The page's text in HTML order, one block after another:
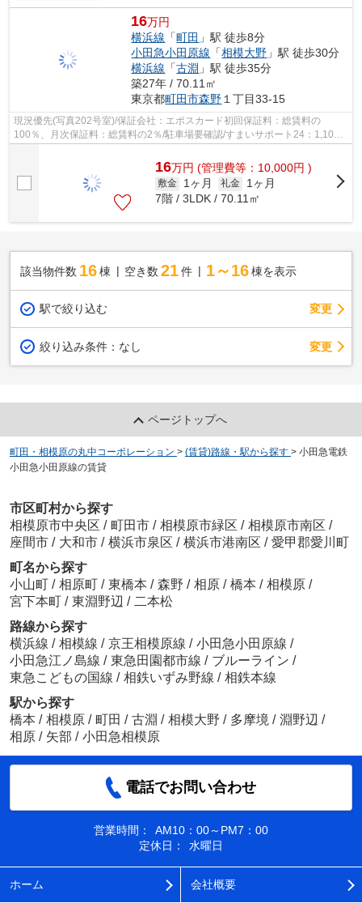
16万円
横浜線 「町田 」駅 徒歩8分
小田急小田原線 「相模大野 」駅 徒歩30分
横浜線 「古淵 」駅 徒歩35分
築27年 / 70.11㎡
東京都町田市森野 １丁目33-15
現況優先(写真202号室)/保証会社：エポスカード初回保証料：総賃料の
100％、月次保証料：総賃料の2％/駐車場要確認/すまいサポート24：1,100
円(月々)、65歳以上の単身者はみまもりほっ...
16万円 (管理費等：10,000円 )
敷金 1ヶ月 礼金
1ヶ月
7階 / 3LDK / 70.11㎡
該当物件数 16棟 空き数 21 件 1～16 棟を表示
駅で絞り込む 変更
絞り込み条件： なし 変更
ページトップへ
町田・相模原の丸中コーポレーション > (賃貸)路線・駅から探す > 小田急電鉄
小田急小田原線の賃貸
市区町村から探す
相模原市中央区 / 町田市 / 相模原市緑区 / 相模原市南区 /
座間市 / 大和市 / 横浜市泉区 / 横浜市港南区 / 愛甲郡愛川町
町名から探す
小山町 / 相原町 / 東橋本 / 森野 / 相原 / 橋本 / 相模原 /
宮下本町 / 東淵野辺 / 二本松
路線から探す
横浜線 / 相模線 / 京王相模原線 / 小田急小田原線 /
小田急江ノ島線 / 東急田園都市線 / ブルーライン /
東急こどもの国線 / 相鉄いずみ野線 / 相鉄本線
駅から探す
橋本 / 相模原 / 町田 / 古淵 / 相模大野 / 多摩境 / 淵野辺 /
相原 / 矢部 / 小田急相模原
電話でお問い合わせ
営業時間：
AM10：00～PM7：00
定休日：
水曜日
ホーム 会社概要